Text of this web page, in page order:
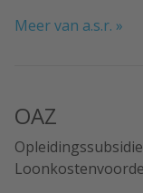
Meer van a.s.r. »
OAZ